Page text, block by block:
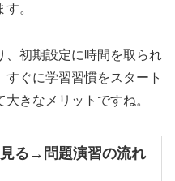
。
、初期設定に時間を取られ
ぐに学習習慣をスタート
きなメリットですね。
る→問題演習の流れ